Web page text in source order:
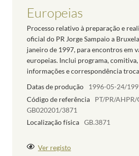
Europeias
Processo relativo à preparação e
oficial do PR Jorge Sampaio a
janeiro de 1997, para encontros em
europeias. Inclui programa,
informações e correspondência
Datas de produção
1996-05-24/
Código de referência
PT/PR/
GB020201/3871
Localização física GB.3871
Ver registo